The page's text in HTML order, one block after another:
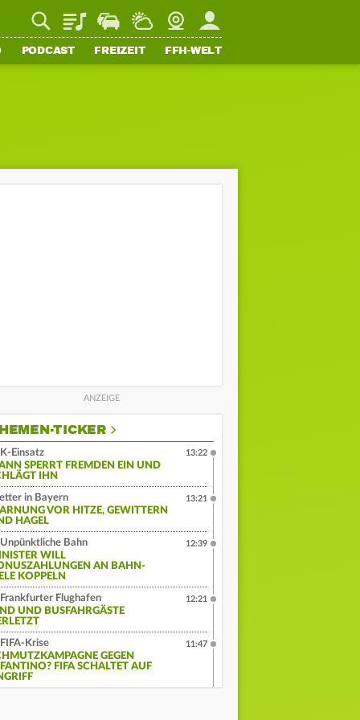
PlaylistStaupilotWetterWebcamMein FFH
PODCAST FREIZEIT FFH-WELT
TICKER
Einsatz
SPERRT FREMDEN EIN UND
IHN
13:22
in Bayern
VOR HITZE, GEWITTERN
HAGEL
13:21
Unpünktliche Bahn
WILL
AN BAHN-
KOPPELN
12:39
Frankfurter Flughafen
UND BUSFAHRGÄSTE
12:21
FIFA-Krise
GEGEN
FIFA SCHALTET AUF
11:47